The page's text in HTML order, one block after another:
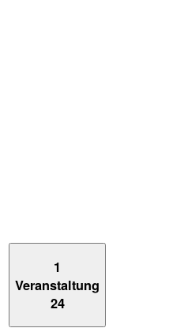
1
Veranstaltung
24